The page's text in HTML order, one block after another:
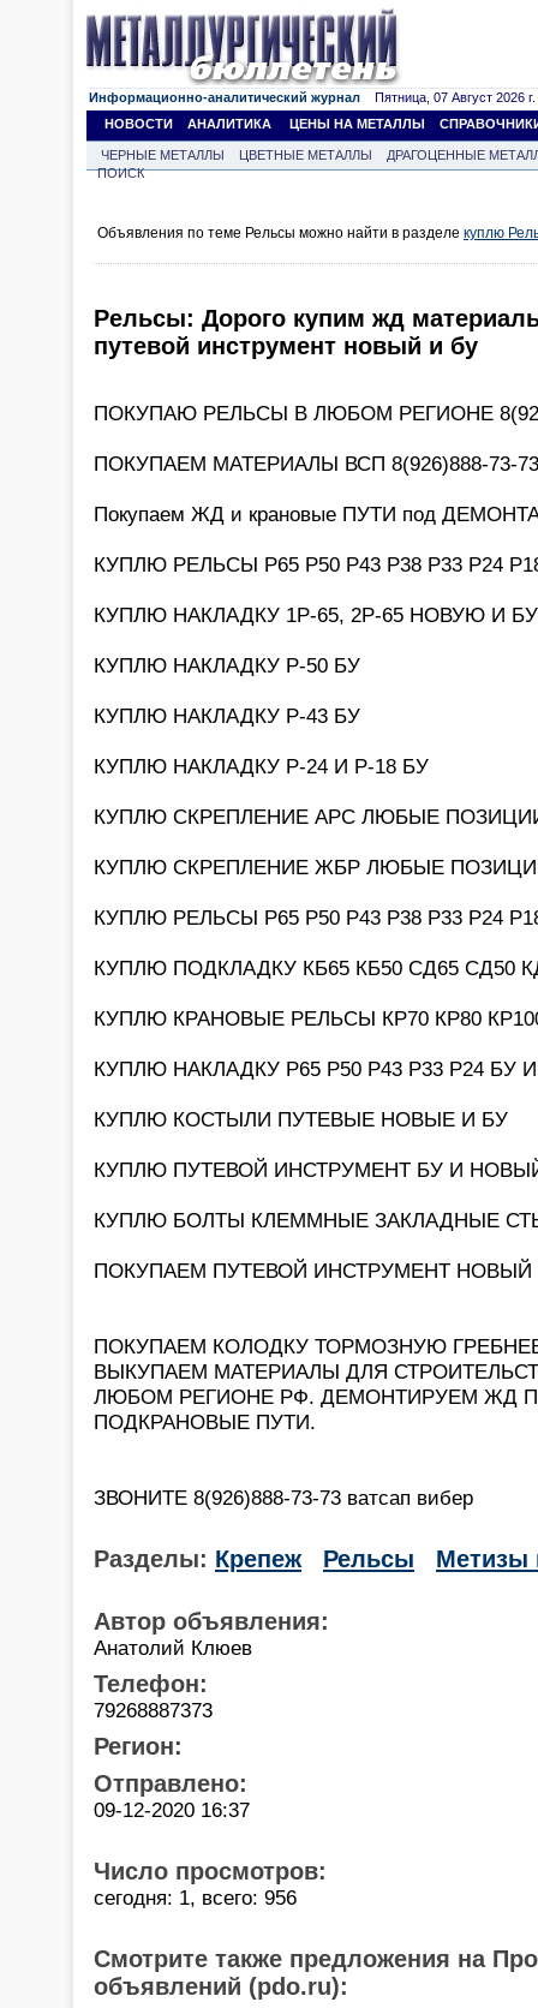
Информационно-аналитический журнал Пятница, 07 Август 2026 г.
НОВОСТИ
АНАЛИТИКА ЦЕНЫ НА МЕТАЛЛЫ
ЧЕРНЫЕ МЕТАЛЛЫ ЦВЕТНЫЕ МЕТАЛЛЫ
ДРАГОЦЕННЫЕ
ПОИСК
Объявления по теме Рельсы можно найти в разделе куплю
Рельсы: Дорого купим жд
путевой инструмент новый и бу
ПОКУПАЮ РЕЛЬСЫ В ЛЮБОМ РЕГИОНЕ
ПОКУПАЕМ МАТЕРИАЛЫ ВСП 8(926)888-73-
Покупаем ЖД и крановые ПУТИ под
КУПЛЮ РЕЛЬСЫ Р65 Р50 Р43 Р38 Р33 Р24
КУПЛЮ НАКЛАДКУ 1Р-65, 2Р-65 НОВУЮ И БУ
КУПЛЮ НАКЛАДКУ Р-50 БУ
КУПЛЮ НАКЛАДКУ Р-43 БУ
КУПЛЮ НАКЛАДКУ Р-24 И Р-18 БУ
КУПЛЮ СКРЕПЛЕНИЕ АРС ЛЮБЫЕ
КУПЛЮ СКРЕПЛЕНИЕ ЖБР ЛЮБЫЕ
КУПЛЮ РЕЛЬСЫ Р65 Р50 Р43 Р38 Р33 Р24
КУПЛЮ ПОДКЛАДКУ КБ65 КБ50 СД65 СД50
КУПЛЮ КРАНОВЫЕ РЕЛЬСЫ КР70 КР80
КУПЛЮ НАКЛАДКУ Р65 Р50 Р43 Р33 Р24 БУ
КУПЛЮ КОСТЫЛИ ПУТЕВЫЕ НОВЫЕ И БУ
КУПЛЮ ПУТЕВОЙ ИНСТРУМЕНТ БУ И
КУПЛЮ БОЛТЫ КЛЕММНЫЕ ЗАКЛАДНЫЕ
ПОКУПАЕМ ПУТЕВОЙ ИНСТРУМЕНТ НОВЫЙ
ПОКУПАЕМ КОЛОДКУ ТОРМОЗНУЮ
ВЫКУПАЕМ МАТЕРИАЛЫ ДЛЯ
ЛЮБОМ РЕГИОНЕ РФ. ДЕМОНТИРУЕМ ЖД
ПОДКРАНОВЫЕ ПУТИ.
ЗВОНИТЕ 8(926)888-73-73 ватсап вибер
Разделы: Крепеж Рельсы Метизы
Автор объявления:
Анатолий Клюев
Телефон:
79268887373
Регион:
Отправлено:
09-12-2020 16:37
Число просмотров:
сегодня: 1, всего: 956
Смотрите также предложения на
объявлений (pdo.ru):